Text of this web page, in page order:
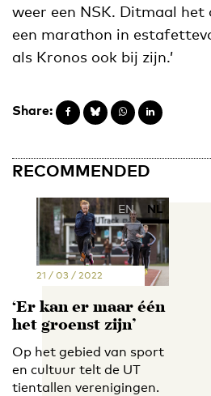
weer een NSK. Ditmaal het
een marathon in
als Kronos ook bij zijn.’
Share:
RECOMMENDED
EN NL
21 / 03 / 2022
‘Er kan er maar één
het groenst zijn’
Op het gebied van sport
en cultuur telt de UT
tientallen verenigingen.